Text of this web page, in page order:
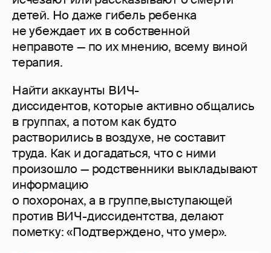
детей. Но даже гибель ребенка
не убеждает их в собственной
неправоте — по их мнению, всему виной
терапия.
Найти аккаунты ВИЧ-
диссидентов, которые активно общались
в группах, а потом как будто
растворились в воздухе, не составит
труда. Как и догадаться, что с ними
произошло — родственники выкладывают
информацию
о похоронах, а в группе,выступающей
против ВИЧ-диссидентства, делают
пометку: «Подтверждено, что умер».